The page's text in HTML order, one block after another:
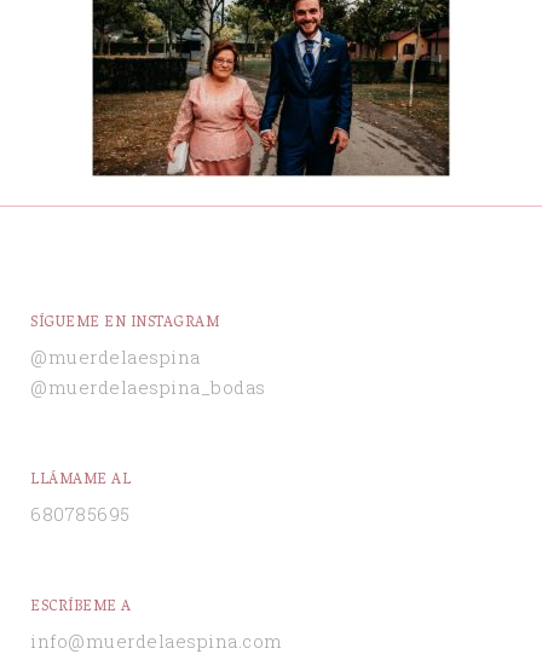
SÍGUEME EN INSTAGRAM
@muerdelaespina
@muerdelaespina_bodas
LLÁMAME AL
680785695
ESCRÍBEME A
info@muerdelaespina.com